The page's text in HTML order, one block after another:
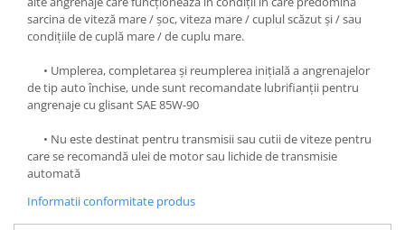
sarcina de viteză mare / șoc, viteza mare / cuplul scăzut și / sau
condițiile de cuplă mare / de cuplu mare.
• Umplerea, completarea și reumplerea inițială a angrenajelor
de tip auto închise, unde sunt recomandate lubrifianții pentru
angrenaje cu glisant SAE 85W-90
• Nu este destinat pentru transmisii sau cutii de viteze pentru
care se recomandă ulei de motor sau lichide de transmisie
automată
Informatii conformitate produs